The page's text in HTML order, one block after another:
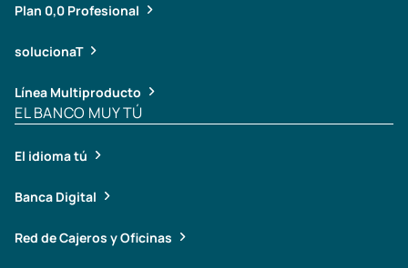
Plan 0,0 Profesional
solucionaT
Línea Multiproducto
EL BANCO MUY TÚ
El idioma tú
Banca Digital
Red de Cajeros y Oficinas